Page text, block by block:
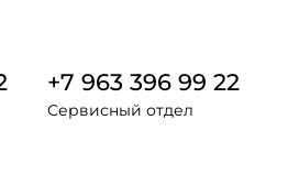
+7 963 396 99 22
Сервисный отдел